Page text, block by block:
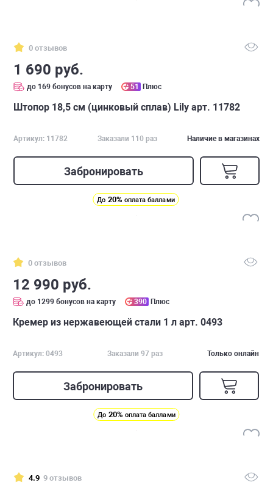
0 отзывов
1 690 руб.
до 169 бонусов на карту 51 Плюс
Штопор 18,5 см (цинковый сплав) Lily арт. 11782
Артикул: 11782 Заказали 110 раз Наличие в магазинах
Забронировать
До 20% оплата баллами
0 отзывов
12 990 руб.
до 1299 бонусов на карту 390 Плюс
Кремер из нержавеющей стали 1 л арт. 0493
Артикул: 0493 Заказали 97 раз Только онлайн
Забронировать
До 20% оплата баллами
4.9 9 отзывов